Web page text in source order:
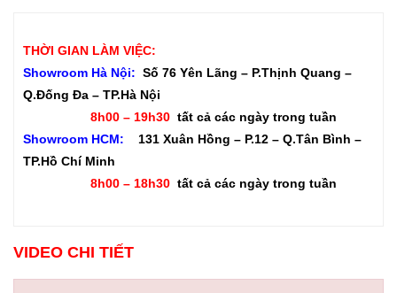
THỜI GIAN LÀM VIỆC:
Showroom Hà Nội: Số 76 Yên Lãng – P.Thịnh Quang –
Q.Đống Đa – TP.Hà Nội
8h00 – 19h30 tất cả các ngày trong tuần
Showroom HCM:
131 Xuân Hồng – P.12 – Q.Tân Bình –
TP.Hồ Chí Minh
8h00 – 18h30 tất cả các ngày trong tuần
VIDEO CHI TIẾT